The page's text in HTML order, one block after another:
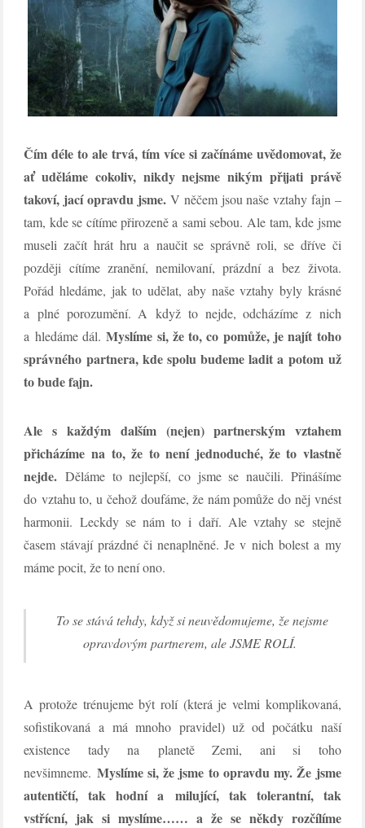
Čím déle to ale trvá, tím více si začínáme uvědomovat, že
ať uděláme cokoliv, nikdy nejsme nikým přijati právě
takoví, jací opravdu jsme.V něčem jsou naše vztahy fajn –
tam, kde se cítíme přirozeně a sami sebou. Ale tam, kde jsme
museli začít hrát hru a naučit se správně roli, se dříve či
později cítíme zranění, nemilovaní, prázdní a bez života.
Pořád hledáme, jak to udělat, aby naše vztahy byly krásné
a plné porozumění. A když to nejde, odcházíme z nich
a hledáme dál.Myslíme si, že to, co pomůže, je najít toho
správného partnera, kde spolu budeme ladit a potom už
to bude fajn.
Ale s každým dalším (nejen) partnerským vztahem
přicházíme na to, že to není jednoduché, že to vlastně
nejde. Děláme to nejlepší, co jsme se naučili. Přinášíme
do vztahu to, u čehož doufáme, že nám pomůže do něj vnést
harmonii. Leckdy se nám to i daří. Ale vztahy se stejně
časem stávají prázdné či nenaplněné. Je v nich bolest a my
máme pocit, že to není ono.
To se stává tehdy, když si neuvědomujeme, že nejsme
opravdovým partnerem, ale JSME ROLÍ.
A protože trénujeme být rolí (která je velmi komplikovaná,
sofistikovaná a má mnoho pravidel) už od počátku naší
existence tady na planetě Zemi, ani si toho
nevšimneme. Myslíme si, že jsme to opravdu my. Že jsme
autentičtí, tak hodní a milující, tak tolerantní, tak
vstřícní, jak si myslíme…… a že se někdy rozčílíme